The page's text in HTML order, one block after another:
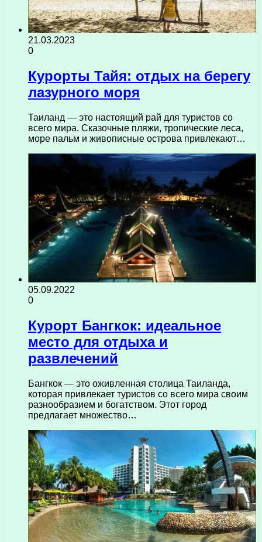
21.03.2023
0
Курорты Тайя: отдых на берегу
лазурного моря
Таиланд — это настоящий рай для туристов со
всего мира. Сказочные пляжи, тропические леса,
море пальм и живописные острова привлекают…
05.09.2022
0
Курорт Бангкок: идеальное
место для отдыха и
развлечений
Бангкок — это оживленная столица Таиланда,
которая привлекает туристов со всего мира своим
разнообразием и богатством. Этот город
предлагает множество…